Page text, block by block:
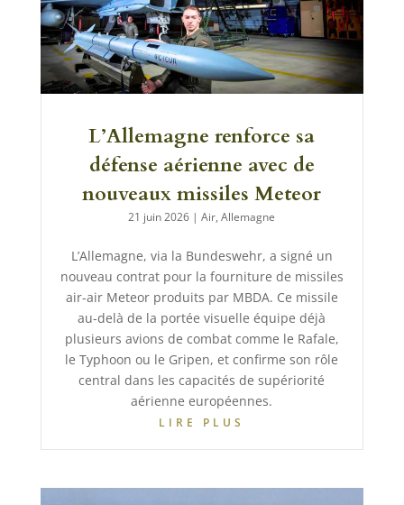
L’Allemagne renforce sa
défense aérienne avec de
nouveaux missiles Meteor
21 juin 2026 |Air,Allemagne
L’Allemagne, via la Bundeswehr, a signé un
nouveau contrat pour la fourniture de missiles
air-air Meteor produits par MBDA. Ce missile
au-delà de la portée visuelle équipe déjà
plusieurs avions de combat comme le Rafale,
le Typhoon ou le Gripen, et confirme son rôle
central dans les capacités de supériorité
aérienne européennes.
LIRE PLUS